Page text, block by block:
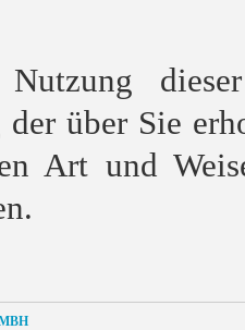
der über Sie
Art und